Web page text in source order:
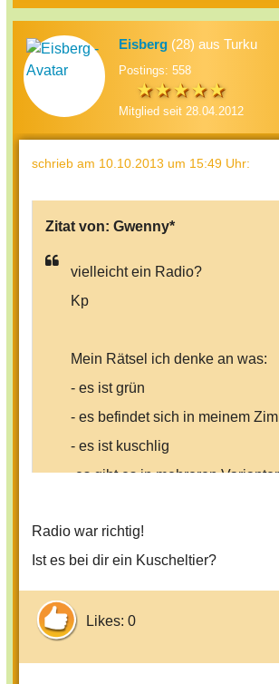
Eisberg (28) aus Turku
Postings: 558
Mitglied seit 28.04.2012
schrieb am 10.10.2013 um 15:49 Uhr:
Zitat von: Gwenny*
vielleicht ein Radio?
Kp
Mein Rätsel ich denke an was:
- es ist grün
- es befindet sich in meinem
- es ist kuschlig
-es gibt es in mehreren
-es hat etwas weiches in sich
-es liegt auf einem gegenstand in
Ich denke an ein....????
Radio war richtig!
Ist es bei dir ein Kuscheltier?
Likes: 0